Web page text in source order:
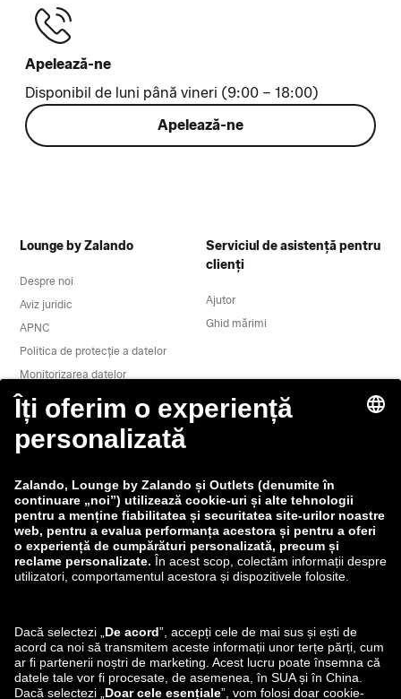
Apelează-ne
Disponibil de luni până vineri (9:00 – 18:00)
Apelează-ne
Lounge by Zalando
Despre noi
Aviz juridic
APNC
Politica de protecție a datelor
Monitorizarea datelor
Termeni și condiții
Retragere
Locuri de muncă
Siguranța produselor
Serviciul de asistență pentru
clienți
Ajutor
Ghid mărimi
Grupul Zalando
Zalando
Modalități de plată
Ne poți găsi și pe
Expediere și partener de
livrare